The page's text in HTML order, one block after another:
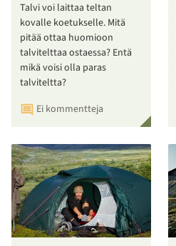
Talvi voi laittaa teltan
kovalle koetukselle. Mitä
pitää ottaa huomioon
talvitelttaa ostaessa? Entä
mikä voisi olla paras
talviteltta?
Ei kommentteja